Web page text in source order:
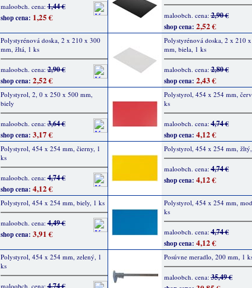
maloobch. cena:1,44 €
shop cena: 1,25 € maloobch. cena:2,90 €
shop cena: 2,52 €
Polystyrénová doska, 2 x 210 x 300
mm, žltá, 1 ks
maloobch. cena:2,90 €
shop cena: 2,52 €
Polystyrénová doska, 2 x 210
mm, biela, 1 ks
maloobch. cena:2,80 €
shop cena: 2,43 €
Polystyrol, 2, 0 x 250 x 500 mm,
biely
maloobch. cena:3,64 €
shop cena: 3,17 €
Polystyrol, 454 x 254 mm,
ks
maloobch. cena:4,74 €
shop cena: 4,12 €
Polystyrol, 454 x 254 mm, čierny, 1
ks
maloobch. cena:4,74 €
shop cena: 4,12 €
Polystyrol, 454 x 254 mm,
maloobch. cena:4,74 €
shop cena: 4,12 €
Polystyrol, 454 x 254 mm, biely, 1 ks
maloobch. cena:4,49 €
shop cena: 3,91 €
Polystyrol, 454 x 254 mm,
ks
maloobch. cena:4,74 €
shop cena: 4,12 €
Polystyrol, 454 x 254 mm, zelený, 1
ks
maloobch. cena:4,74 €
Posúvne meradlo, 200 mm, 1
maloobch. cena:35,49 €